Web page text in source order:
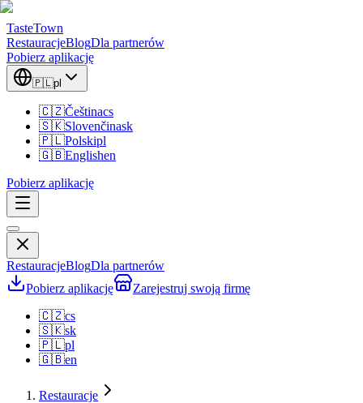
TasteTown
RestauracjeBlogDla partnerów
Pobierz aplikację
🇵🇱pl
🇨🇿Češtinacs
🇸🇰Slovenčinask
🇵🇱Polskipl
🇬🇧Englishen
Pobierz aplikację
RestauracjeBlogDla partnerów
Pobierz aplikację
Zarejestruj swoją firmę
🇨🇿cs
🇸🇰sk
🇵🇱pl
🇬🇧en
Restauracje